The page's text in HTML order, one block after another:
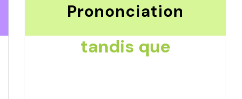
Prononciation
tandis que